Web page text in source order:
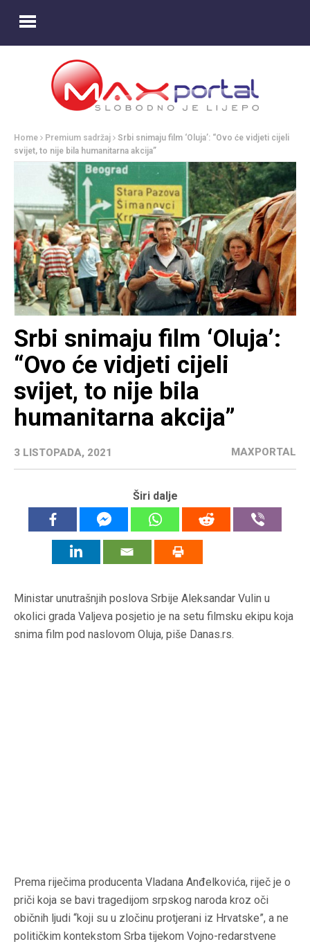
Home Premium sadržaj
Srbi snimaju film ‘Oluja’: “Ovo će vidjeti cijeli
svijet, to nije bila humanitarna akcija”
Srbi snimaju film ‘Oluja’:
“Ovo će vidjeti cijeli
svijet, to nije bila
humanitarna akcija”
3 LISTOPADA, 2021 MAXPORTAL
Širi dalje
Ministar unutrašnjih poslova Srbije Aleksandar Vulin u
okolici grada Valjeva posjetio je na setu filmsku ekipu koja
snima film pod naslovom Oluja, piše Danas.rs.
Prema riječima producenta Vladana Anđelkovića, riječ je o
priči koja se bavi tragedijom srpskog naroda kroz oči
običnih ljudi “koji su u zločinu protjerani iz Hrvatske”, a ne
političkim kontekstom Srba tijekom Vojno-redarstvene